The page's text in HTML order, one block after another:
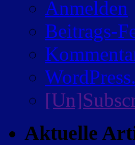
Anmelden
Beitrags-
Aktuelle